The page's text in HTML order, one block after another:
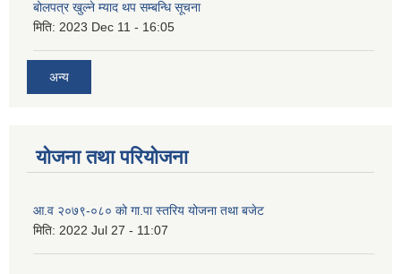
बोलपत्र खुल्ने म्याद थप सम्बन्धि सूचना
मिति: 2023 Dec 11 - 16:05
अन्य
योजना तथा परियोजना
आ.व २०७९-०८० को गा.पा स्तरिय योजना तथा बजेट
मिति: 2022 Jul 27 - 11:07